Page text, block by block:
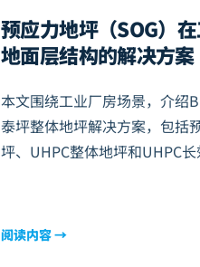
预应力地坪（SOG）
地面层结构的解决方案
本文围绕工业厂房场景，介绍
泰坪整体地坪解决方案，包括
坪、UHPC整体地坪和UHPC
损、影响生产等问题，并给出
阅读内容 →